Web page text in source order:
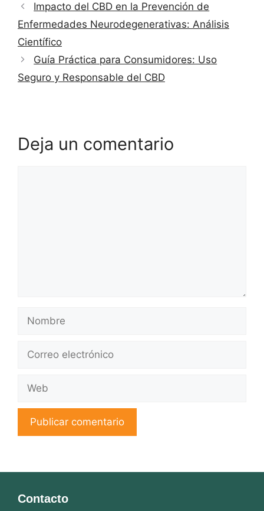
Impacto del CBD en la Prevención de
Enfermedades Neurodegenerativas: Análisis
Científico
Guía Práctica para Consumidores: Uso
Seguro y Responsable del CBD
Deja un comentario
Nombre
Correo
Web
Contacto